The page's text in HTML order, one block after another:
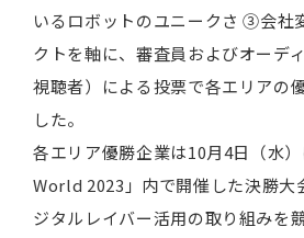
いるロボットのユニークさ ③会社
クトを軸に、審査員およびオーデ
視聴者）による投票で各エリアの
した。
各エリア優勝企業は10月4日（水
World 2023」内で開催した決勝大
ジタルレイバー活用の取り組みを